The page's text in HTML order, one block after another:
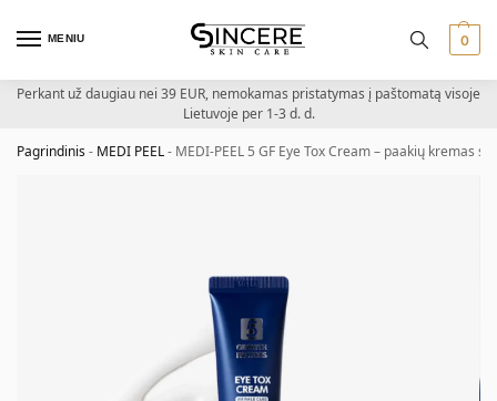
MENIU 0
Perkant už daugiau nei 39 EUR, nemokamas pristatymas į paštomatą visoje
Lietuvoje per 1-3 d. d.
Pagrindinis- MEDI PEEL- MEDI-PEEL 5 GF Eye Tox Cream – paakių kremas